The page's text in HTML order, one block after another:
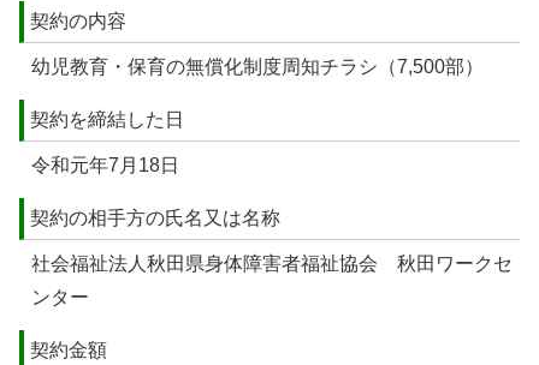
契約の内容
幼児教育・保育の無償化制度周知チラシ（7,500部）
契約を締結した日
令和元年7月18日
契約の相手方の氏名又は名称
社会福祉法人秋田県身体障害者福祉協会 秋田ワークセ
ンター
契約金額